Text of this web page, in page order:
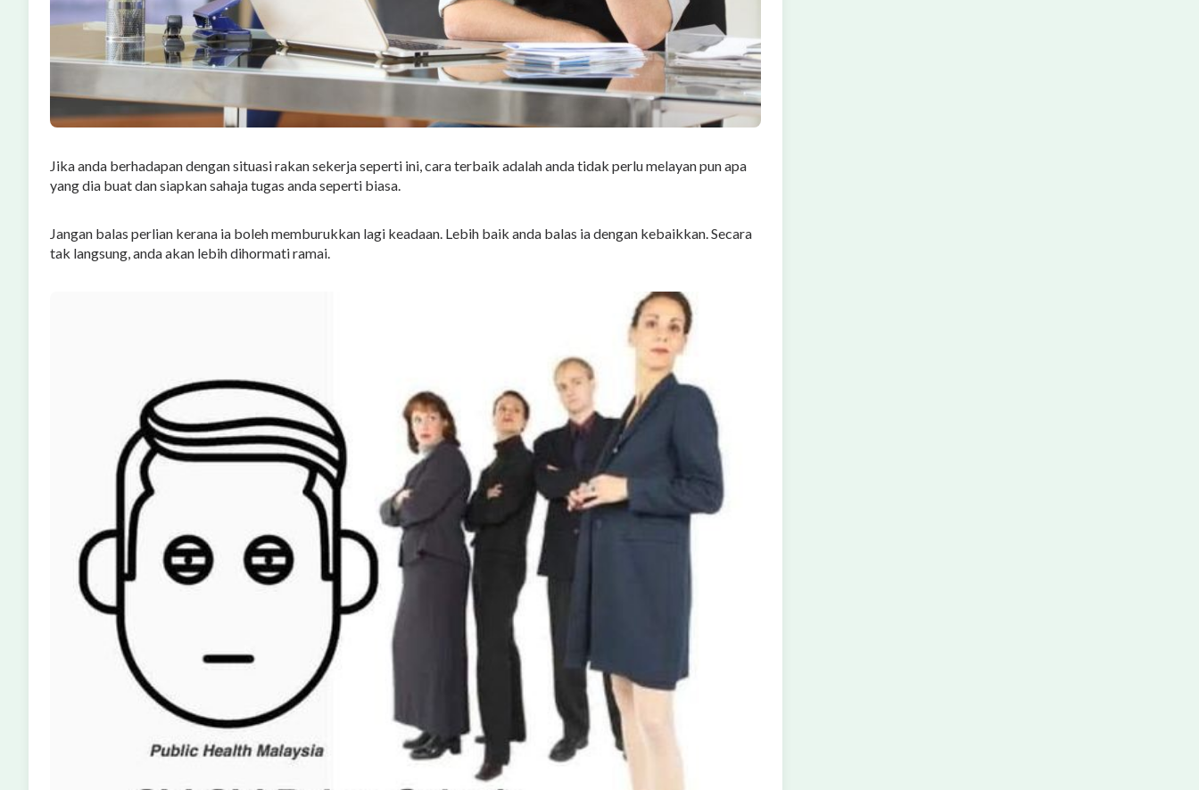
Jika anda berhadapan dengan situasi rakan sekerja seperti ini, cara terbaik adalah anda tidak perlu melayan pun apa
yang dia buat dan siapkan sahaja tugas anda seperti biasa.
Jangan balas perlian kerana ia boleh memburukkan lagi keadaan. Lebih baik anda balas ia dengan kebaikkan. Secara
tak langsung, anda akan lebih dihormati ramai.